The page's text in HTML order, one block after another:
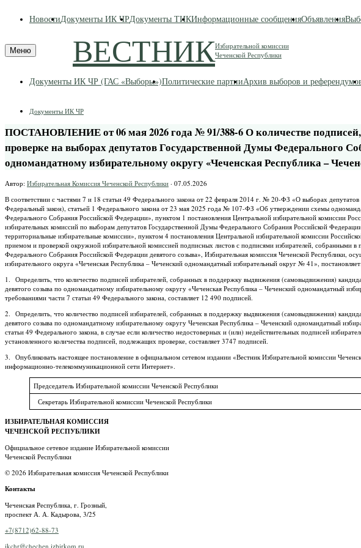
НовостиДокументы ИК ЧРДокументы ТИКИнформационные сообщенияОбъявления
Меню ВЕСТНИКИзбирательной комиссии
Чеченской Республики
Документы ИК ЧР (ГАС «Выборы»)Политические партииАрхив выборов и
Документы ИК ЧР
ПОСТАНОВЛЕНИЕ от 06 мая 2026 года № 91/388-6 О количестве
проверке на выборах депутатов Государственной Думы Федерального
одномандатному избирательному округу «Чеченская Республика –
Автор: Избирательная Комиссия Чеченской Республики · 07.05.2026
В соответствии с частями 7 и 18 статьи 49 Федерального закона от 22 февраля 2014 г. № 20-ФЗ «О выборах
Федеральный закон), статьей 1 Федерального закона от 23 мая 2025 года № 107-ФЗ «Об утверждении схемы
Федерального Собрания Российской Федерации», пунктом 1 постановления Центральной избирательной комиссии
избирательных комиссий по выборам депутатов Государственной Думы Федерального Собрания Российской
территориальные избирательные комиссии», пунктом 4 постановления Центральной избирательной комиссии
приемом и проверкой окружной избирательной комиссией подписных листов с подписями избирателей,
Федерального Собрания Российской Федерации девятого созыва», Избирательная комиссия Чеченской Республики,
избирательного округа «Чеченская Республика – Чеченский одномандатный избирательный округ № 41», постановляет:
1. Определить, что количество подписей избирателей, собранных в поддержку выдвижения (самовыдвижения)
девятого созыва по одномандатному избирательному округу «Чеченская Республика – Чеченский одномандатный
требованиями части 7 статьи 49 Федерального закона, составляет 12 490 подписей.
2. Определить, что количество подписей избирателей, собранных в поддержку выдвижения (самовыдвижения)
девятого созыва по одномандатному избирательному округу Чеченская Республика – Чеченский одномандатный
статьи 49 Федерального закона, в случае если количество недостоверных и (или) недействительных подписей
установленного количества подписей, подлежащих проверке, составляет 3747 подписей.
3. Опубликовать настоящее постановление в официальном сетевом издании «Вестник Избирательной комиссии
информационно-телекоммуникационной сети Интернет».
Председатель Избирательной комиссии Чеченской Республики
Секретарь Избирательной комиссии Чеченской Республики
ИЗБИРАТЕЛЬНАЯ КОМИССИЯ
ЧЕЧЕНСКОЙ РЕСПУБЛИКИ
Официальное сетевое издание Избирательной комиссии
Чеченской Республики
© 2026 Избирательная комиссия Чеченской Республики
Контакты
Чеченская Республика, г. Грозный,
проспект А. А. Кадырова, 3/25
+7(8712)62-88-73
ikchr@chechen.izbirkom.ru